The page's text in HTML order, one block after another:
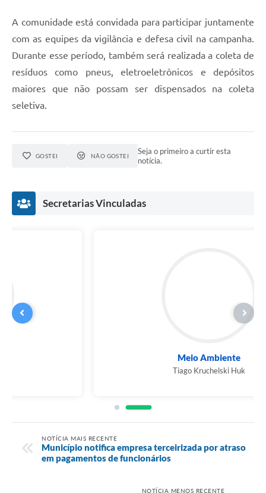
A comunidade está convidada para participar juntamente
com as equipes da vigilância e defesa civil na campanha.
Durante esse período, também será realizada a coleta de
resíduos como pneus, eletroeletrônicos e depósitos
maiores que não possam ser dispensados na coleta
seletiva.
GOSTEI NÃO GOSTEI
Seja o primeiro a curtir esta
notícia.
Secretarias Vinculadas
NOTÍCIA MAIS RECENTE
Município notifica empresa terceirizada por atraso
em pagamentos de funcionários
NOTÍCIA MENOS RECENTE